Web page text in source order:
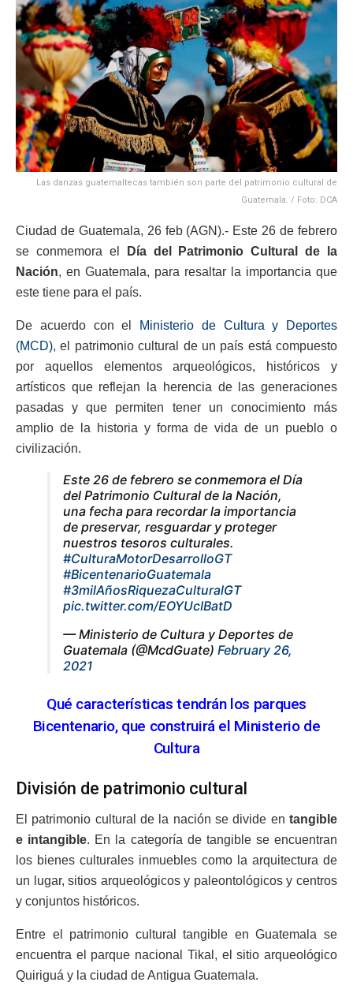
Las danzas guatemaltecas también son parte del patrimonio cultural de
Guatemala. / Foto: DCA
Ciudad de Guatemala, 26 feb (AGN).- Este 26 de febrero
se conmemora el
Día del Patrimonio Cultural de la
Nación, en Guatemala, para resaltar la importancia que
este tiene para el país.
De acuerdo con el
Ministerio de Cultura y Deportes
(MCD), el patrimonio cultural de un país está compuesto
por aquellos elementos arqueológicos, históricos y
artísticos que reflejan la herencia de las generaciones
pasadas y que permiten tener un conocimiento más
amplio de la historia y forma de vida de un pueblo o
civilización.
Este 26 de febrero se conmemora el Día
del Patrimonio Cultural de la Nación,
una fecha para recordar la importancia
de preservar, resguardar y proteger
nuestros tesoros culturales.
#CulturaMotorDesarrolloGT
#BicentenarioGuatemala
#3milAñosRiquezaCulturalGT
pic.twitter.com/EOYUcIBatD
— Ministerio de Cultura y Deportes de
Guatemala (@McdGuate) February 26,
2021
Qué características tendrán los parques
Bicentenario, que construirá el Ministerio de
Cultura
División de patrimonio cultural
El patrimonio cultural de la nación se divide en tangible
e intangible. En la categoría de tangible se encuentran
los bienes culturales inmuebles como la arquitectura de
un lugar, sitios arqueológicos y paleontológicos y centros
y conjuntos históricos.
Entre el patrimonio cultural tangible en Guatemala se
encuentra el parque nacional Tikal, el sitio arqueológico
Quiriguá y la ciudad de Antigua Guatemala.